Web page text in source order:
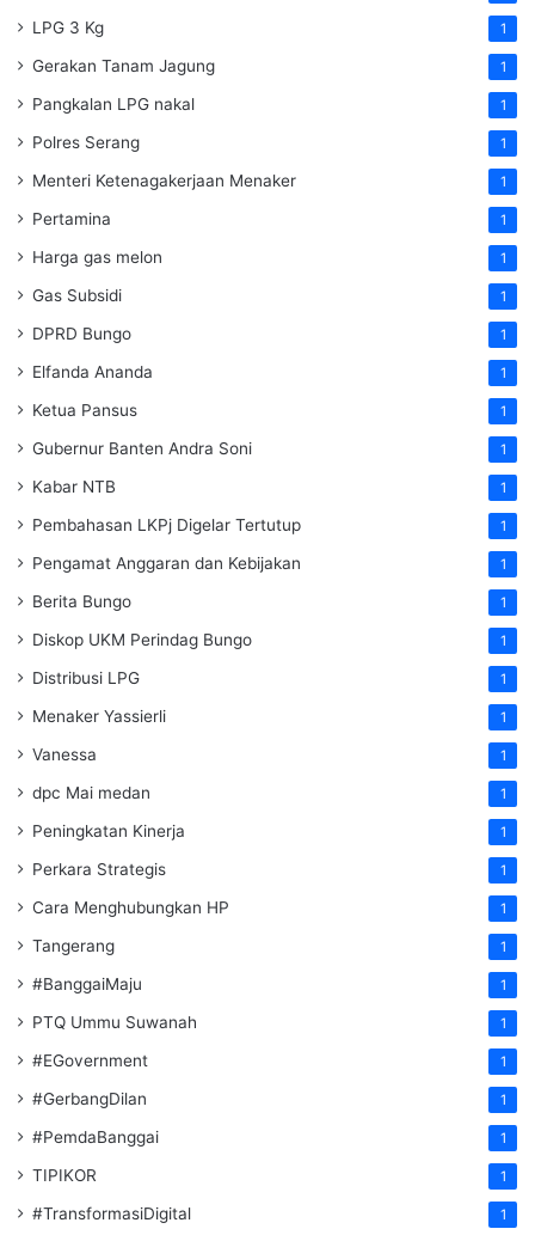
LPG 3 Kg 1
Gerakan Tanam Jagung 1
Pangkalan LPG nakal 1
Polres Serang 1
Menteri Ketenagakerjaan Menaker 1
Pertamina 1
Harga gas melon 1
Gas Subsidi 1
DPRD Bungo 1
Elfanda Ananda 1
Ketua Pansus 1
Gubernur Banten Andra Soni 1
Kabar NTB 1
Pembahasan LKPj Digelar Tertutup 1
Pengamat Anggaran dan Kebijakan 1
Berita Bungo 1
Diskop UKM Perindag Bungo 1
Distribusi LPG 1
Menaker Yassierli 1
Vanessa 1
dpc Mai medan 1
Peningkatan Kinerja 1
Perkara Strategis 1
Cara Menghubungkan HP 1
Tangerang 1
#BanggaiMaju 1
PTQ Ummu Suwanah 1
#EGovernment 1
#GerbangDilan 1
#PemdaBanggai 1
TIPIKOR 1
#TransformasiDigital 1